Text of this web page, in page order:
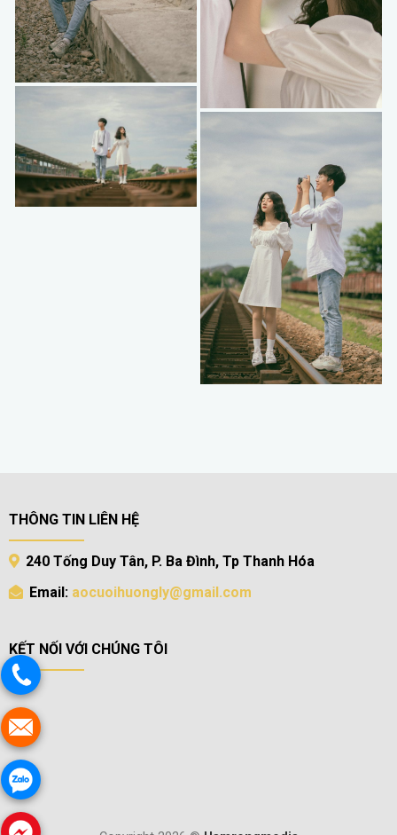
THÔNG TIN LIÊN HỆ
240 Tống Duy Tân, P. Ba Đình, Tp Thanh Hóa
Email: aocuoihuongly@gmail.com
KẾT NỐI VỚI CHÚNG TÔI